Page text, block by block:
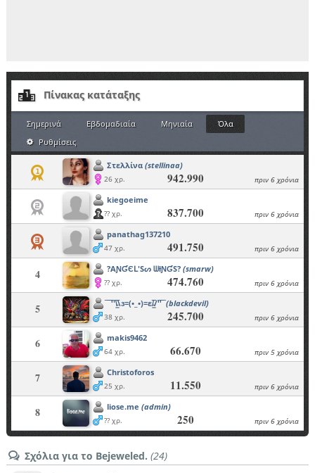
Πίνακας κατάταξης
Σημερινά Εβδομαδιαία Μηνιαία
Όλα
Ρυθμίσεις
Στελλίνα (stellinaa)
26 χρ. πριν 6 χρόνια
942.990
kiegoeime
?? χρ. πριν 6 χρόνια
837.700
panathag137210
47 χρ. πριν 6 χρόνια
491.750
4 ?AƝƓЄԼ'Sᔕ ᗯƗƝƓS? (smarw)
?? χρ. πριν 6 χρόνια
474.760
5 ̿ ̿ ̿'̿'\̵͇̿̿\з=(•_•)=ε/̵͇̿̿/'̿'̿ ̿(blackdevil)
38 χρ. πριν 6 χρόνια
245.700
6 makis9462
64 χρ. πριν 5 χρόνια
66.670
7 Christoforos
25 χρ. πριν 6 χρόνια
11.550
8 liose.me (admin)
?? χρ. πριν 6 χρόνια
250
Σχόλια για το Bejeweled. (24)